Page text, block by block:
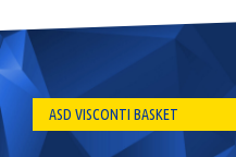
ASD VISCONTI BASKET